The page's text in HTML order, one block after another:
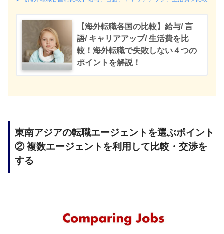
【海外転職各国の比較】給与/ 言
語/ キャリアアップ/ 生活費を比
較！海外転職で失敗しない４つの
ポイントを解説！
東南アジアの転職エージェントを選ぶポイント
② 複数エージェントを利用して比較・交渉を
する